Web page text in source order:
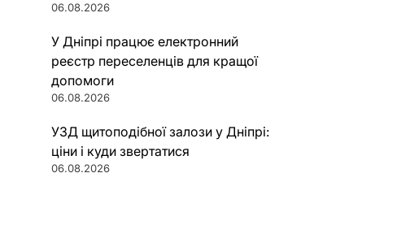
06.08.2026
У Дніпрі працює електронний
реєстр переселенців для кращої
допомоги
06.08.2026
УЗД щитоподібної залози у Дніпрі:
ціни і куди звертатися
06.08.2026